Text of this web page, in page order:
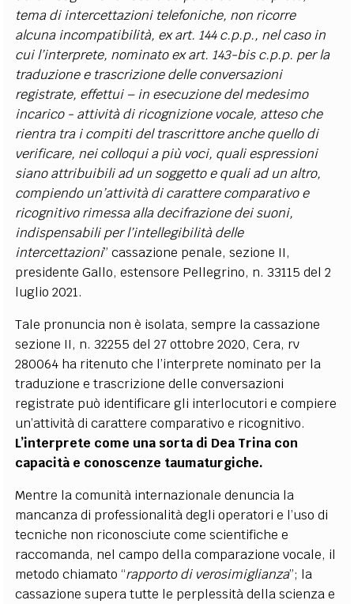
tema di intercettazioni telefoniche, non ricorre
alcuna incompatibilità, ex art. 144 c.p.p., nel caso in
cui l’interprete, nominato ex art. 143-bis c.p.p. per la
traduzione e trascrizione delle conversazioni
registrate, effettui – in esecuzione del medesimo
incarico - attività di ricognizione vocale, atteso che
rientra tra i compiti del trascrittore anche quello di
verificare, nei colloqui a più voci, quali espressioni
siano attribuibili ad un soggetto e quali ad un altro,
compiendo un’attività di carattere comparativo e
ricognitivo rimessa alla decifrazione dei suoni,
indispensabili per l’intellegibilità delle
intercettazioni” cassazione penale, sezione II,
presidente Gallo, estensore Pellegrino, n. 33115 del 2
luglio 2021.
Tale pronuncia non è isolata, sempre la cassazione
sezione II, n. 32255 del 27 ottobre 2020, Cera, rv
280064 ha ritenuto che l’interprete nominato per la
traduzione e trascrizione delle conversazioni
registrate può identificare gli interlocutori e compiere
un’attività di carattere comparativo e ricognitivo.
L’interprete come una sorta di Dea Trina con
capacità e conoscenze taumaturgiche.
Mentre la comunità internazionale denuncia la
mancanza di professionalità degli operatori e l’uso di
tecniche non riconosciute come scientifiche e
raccomanda, nel campo della comparazione vocale, il
metodo chiamato “rapporto di verosimiglianza”; la
cassazione supera tutte le perplessità della scienza e